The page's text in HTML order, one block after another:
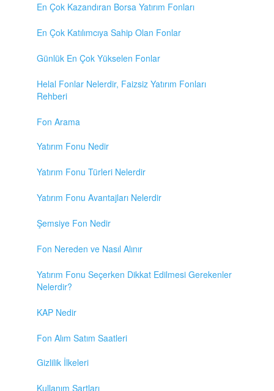
En Çok Kazandıran Borsa Yatırım Fonları
En Çok Katılımcıya Sahip Olan Fonlar
Günlük En Çok Yükselen Fonlar
Helal Fonlar Nelerdir, Faizsiz Yatırım Fonları
Rehberi
Fon Arama
Yatırım Fonu Nedir
Yatırım Fonu Türleri Nelerdir
Yatırım Fonu Avantajları Nelerdir
Şemsiye Fon Nedir
Fon Nereden ve Nasıl Alınır
Yatırım Fonu Seçerken Dikkat Edilmesi Gerekenler
Nelerdir?
KAP Nedir
Fon Alım Satım Saatleri
Gizlilik İlkeleri
Kullanım Şartları